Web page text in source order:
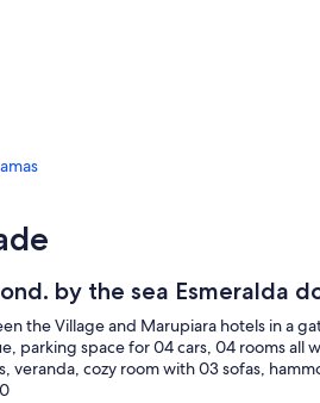
by the sea Esmeralda
the Village and Marupiara hotels in a
parking space for 04 cars, 04 rooms all
veranda, cozy room with 03 sofas,